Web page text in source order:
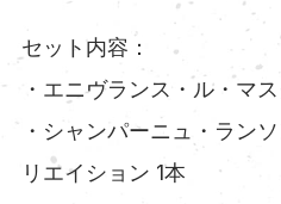
セット内容：
・エニヴランス・ル・マ
・シャンパーニュ・ラン
リエイション 1本